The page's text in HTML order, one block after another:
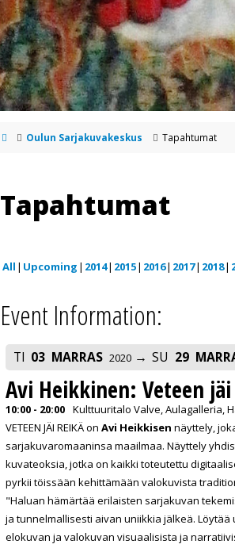
Oulun Sarjakuvakeskus Tapahtumat
Tapahtumat
All Upcoming 2014 2015 2016 2017 2018
Event Information:
TI 03 MARRAS 2020 SU 29
Avi Heikkinen: Veteen
10:00 - 20:00 Kulttuuritalo Valve, Aulagalleria,
VETEEN JÄI REIKÄ on Avi Heikkisen näyttely,
sarjakuvaromaaninsa maailmaa. Näyttely
kuvateoksia, jotka on kaikki toteutettu
pyrkii töissään kehittämään valokuvista
"Haluan hämärtää erilaisten sarjakuvan
ja tunnelmallisesti aivan uniikkia jälkeä.
elokuvan ja valokuvan visuaalisista ja